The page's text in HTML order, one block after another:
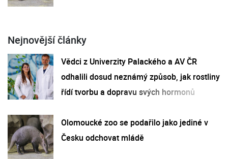
Nejnovější články
Vědci z Univerzity Palackého a AV ČR
odhalili dosud neznámý způsob, jak rostliny
řídí tvorbu a dopravu svých hormonů
Olomoucké zoo se podařilo jako jediné v
Česku odchovat mládě